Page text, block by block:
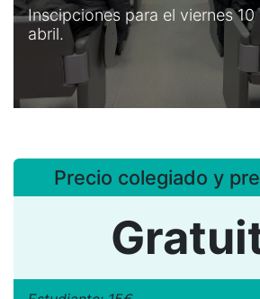
Inscipciones para el viernes 10
abril.
Precio colegiado y